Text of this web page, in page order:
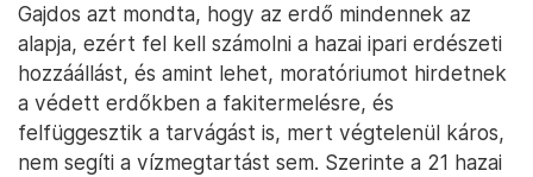
Gajdos azt mondta, hogy az erdő mindennek az
alapja, ezért fel kell számolni a hazai ipari erdészeti
hozzáállást, és amint lehet, moratóriumot hirdetnek
a védett erdőkben a fakitermelésre, és
felfüggesztik a tarvágást is, mert végtelenül káros,
nem segíti a vízmegtartást sem. Szerinte a 21 hazai